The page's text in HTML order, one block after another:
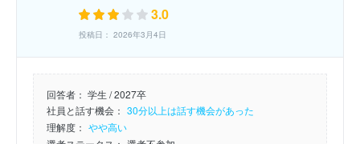
3.0
投稿日： 2026年3月4日
回答者： 学生 / 2027卒
社員と話す機会： 30分以上は話す機会があった
理解度： やや高い